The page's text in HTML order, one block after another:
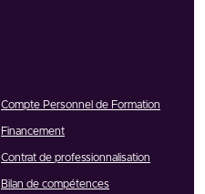
Compte Personnel de Formation
Financement
Contrat de professionnalisation
Bilan de compétences